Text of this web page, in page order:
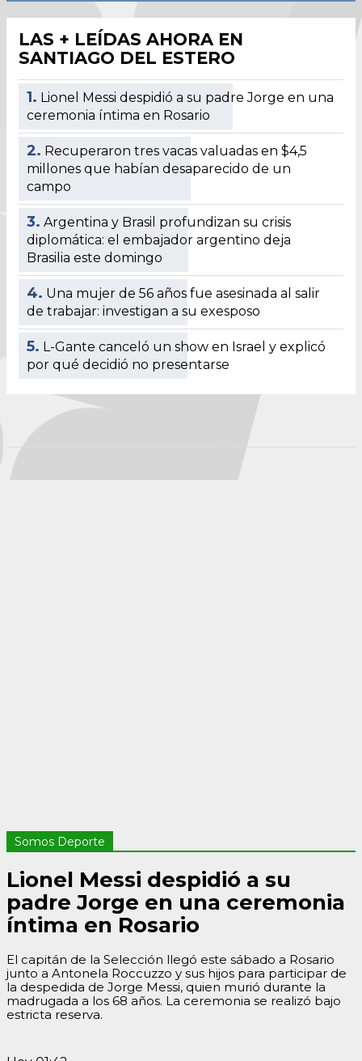
LAS + LEÍDAS AHORA EN
SANTIAGO DEL ESTERO
1. Lionel Messi despidió a su padre Jorge en una
ceremonia íntima en Rosario
2. Recuperaron tres vacas valuadas en $4,5
millones que habían desaparecido de un
campo
3. Argentina y Brasil profundizan su crisis
diplomática: el embajador argentino deja
Brasilia este domingo
4. Una mujer de 56 años fue asesinada al salir
de trabajar: investigan a su exesposo
5. L-Gante canceló un show en Israel y explicó
por qué decidió no presentarse